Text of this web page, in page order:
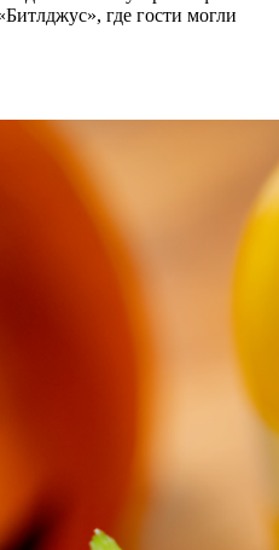
где гости могли